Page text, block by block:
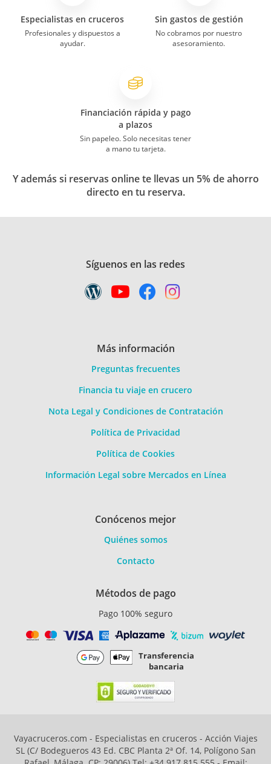
Especialistas en cruceros
Profesionales y dispuestos a
ayudar.
Sin gastos de gestión
No cobramos por nuestro
asesoramiento.
Financiación rápida y pago
a plazos
Sin papeleo. Solo necesitas tener
a mano tu tarjeta.
Y además si reservas online te llevas un 5% de ahorro
directo en tu reserva.
Síguenos en las redes
Más información
Preguntas frecuentes
Financia tu viaje en crucero
Nota Legal y Condiciones de Contratación
Política de Privacidad
Política de Cookies
Información Legal sobre Mercados en Línea
Conócenos mejor
Quiénes somos
Contacto
Métodos de pago
Pago 100% seguro
Transferencia
bancaria
Vayacruceros.com - Especialistas en cruceros - Acción Viajes
SL (C/ Bodegueros 43 Ed. CBC Planta 2ª Of. 14, Polígono San